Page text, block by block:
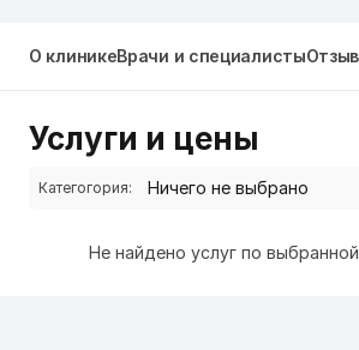
О клиникеВрачи и специалисты
Услуги и цены
Категогория:
Не найдено услуг по